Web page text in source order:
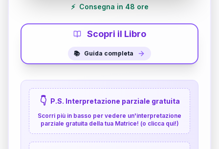
⚡ Consegna in 48 ore
Scopri il Libro
📚 Guida completa
👇 P.S. Interpretazione parziale gratuita
Scorri più in basso per vedere un'interpretazione
parziale gratuita della tua Matrice! (o clicca qui!)